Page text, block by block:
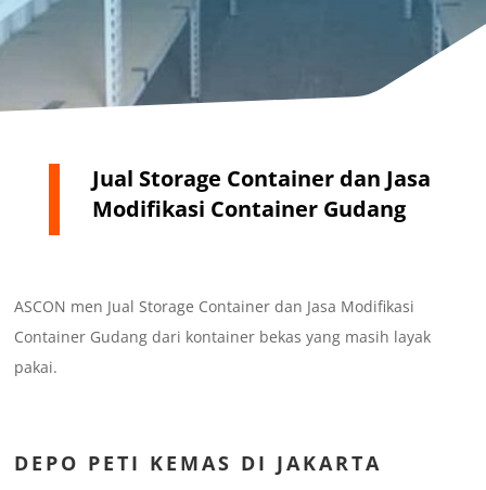
Jual Storage Container dan Jasa
Modifikasi Container Gudang
ASCON men Jual Storage Container dan Jasa Modifikasi
Container Gudang dari kontainer bekas yang masih layak
pakai.
DEPO PETI KEMAS DI JAKARTA